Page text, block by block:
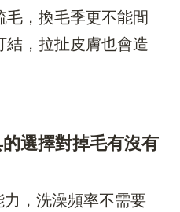
毛，換毛季更不能間
結，拉扯皮膚也會造
選擇對掉毛有沒有
，洗澡頻率不需要